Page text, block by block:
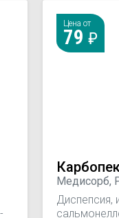
Цена от
79
Медисорб,
Диспепсия,